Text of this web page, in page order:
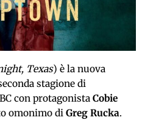
Texas) è la nuova
stagione di
con protagonista Cobie
omonimo di Greg Rucka.